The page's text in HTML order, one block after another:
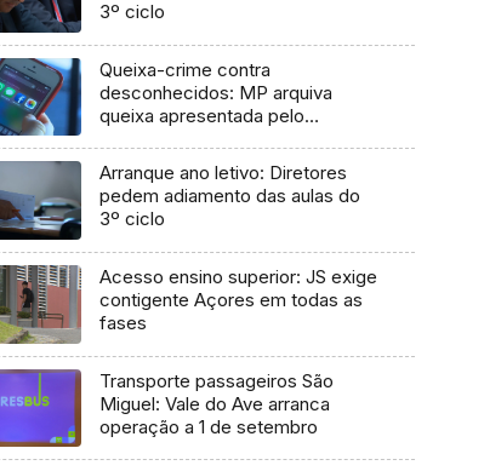
3º ciclo
Queixa-crime contra
desconhecidos: MP arquiva
queixa apresentada pelo
Arranque ano letivo: Diretores
pedem adiamento das aulas do
3º ciclo
Acesso ensino superior: JS exige
contigente Açores em todas as
fases
Transporte passageiros São
Miguel: Vale do Ave arranca
operação a 1 de setembro